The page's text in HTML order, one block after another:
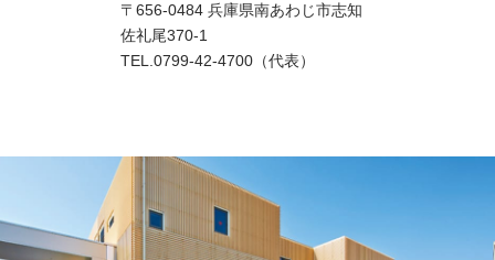
〒656-0484 兵庫県南あわじ市志知
佐礼尾370-1
TEL.0799-42-4700（代表）